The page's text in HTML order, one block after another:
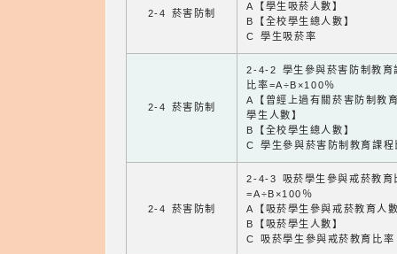
2-4 菸害防制
A【學生吸菸人數】
B【全校學生總人數】
C 學生吸菸率
2-4 菸害防制
2-4-2 學生參與菸害防制教育
比率=A÷B×100％
A【曾經上過有關菸害防制教
學生人數】
B【全校學生總人數】
C 學生參與菸害防制教育課程
2-4 菸害防制
2-4-3 吸菸學生參與戒菸教育
=A÷B×100％
A【吸菸學生參與戒菸教育人
B【吸菸學生人數】
C 吸菸學生參與戒菸教育比率